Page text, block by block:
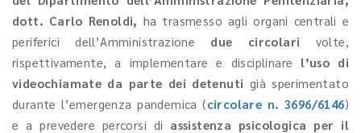
dott. Carlo Renoldi, ha trasmesso agli organi centrali e
periferici dell’Amministrazione due circolari volte,
rispettivamente, a implementare e disciplinare l’uso di
videochiamate da parte dei detenuti già sperimentato
durante l’emergenza pandemica (circolare n. 3696/6146)
e a prevedere percorsi di assistenza psicologica per il